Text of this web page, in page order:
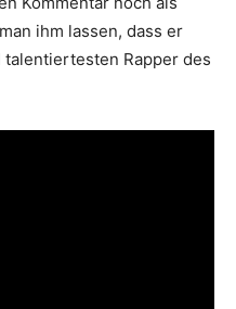
ihm lassen, dass er
Rapper des